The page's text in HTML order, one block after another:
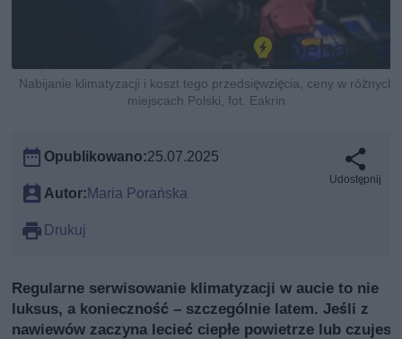
Nabijanie klimatyzacji i koszt tego przedsięwzięcia, ceny w różnych
miejscach Polski, fot. Eakrin
Opublikowano:25.07.2025
Autor:Maria Porańska
Drukuj
Udostępnij
Regularne serwisowanie klimatyzacji w aucie to nie
luksus, a konieczność – szczególnie latem. Jeśli z
nawiewów zaczyna lecieć ciepłe powietrze lub czujesz